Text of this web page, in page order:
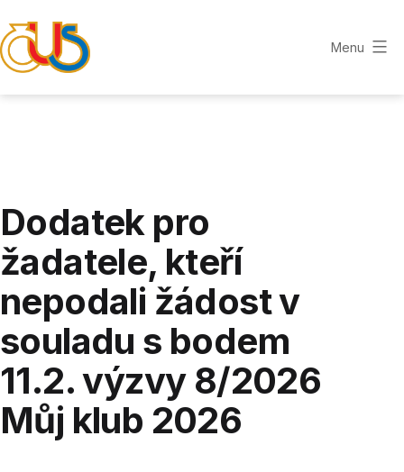
k
obsahu
Menu
Dodatek pro
žadatele, kteří
nepodali žádost v
souladu s bodem
11.2. výzvy 8/2026
Můj klub 2026